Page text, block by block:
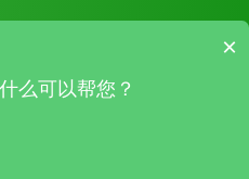
×
么可以帮您？